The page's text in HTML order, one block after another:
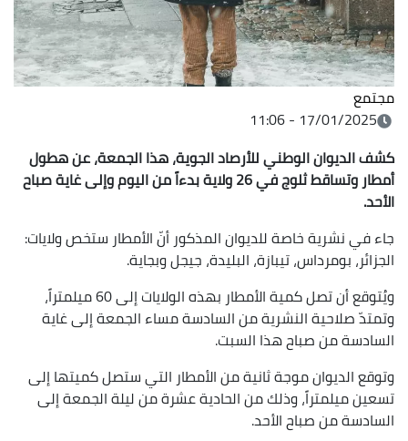
مجتمع
17/01/2025 - 11:06
كشف الديوان الوطني للأرصاد الجوية، هذا الجمعة، عن هطول
أمطار وتساقط ثلوج في 26 ولاية بدءاً من اليوم وإلى غاية صباح
الأحد.
جاء في نشرية خاصة للديوان المذكور أنّ الأمطار ستخص ولايات:
الجزائر، بومرداس، تيبازة، البليدة، جيجل وبجاية.
ويُتوقع أن تصل كمية الأمطار بهذه الولايات إلى 60 ميلمتراً،
وتمتدّ صلاحية النشرية من السادسة مساء الجمعة إلى غاية
السادسة من صباح هذا السبت.
وتوقع الديوان موجة ثانية من الأمطار التي ستصل كميتها إلى
تسعين ميلمتراً، وذلك من الحادية عشرة من ليلة الجمعة إلى
السادسة من صباح الأحد.